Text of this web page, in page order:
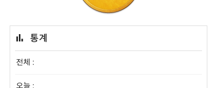
통계
전체 :
오늘 :